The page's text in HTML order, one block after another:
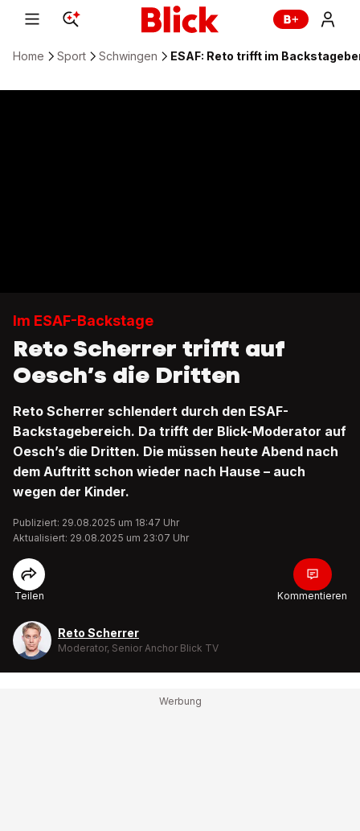
Home Sport Schwingen ESAF: Reto trifft im
Im ESAF-Backstage
Reto Scherrer trifft auf
Oesch’s die Dritten
Reto Scherrer schlendert durch den ESAF-
Backstagebereich. Da trifft der Blick-Moderator auf
Oesch’s die Dritten. Die müssen heute Abend nach
dem Auftritt schon wieder nach Hause – auch
wegen der Kinder.
Publiziert: 29.08.2025 um 18:47 Uhr
Aktualisiert: 29.08.2025 um 23:07 Uhr
Teilen Kommentieren
Reto Scherrer
Moderator, Senior Anchor Blick TV